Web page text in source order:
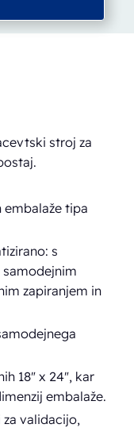
stroj za
embalaže tipa
s
zapiranjem in
18" x 24", kar
embalaže.
validacijo,